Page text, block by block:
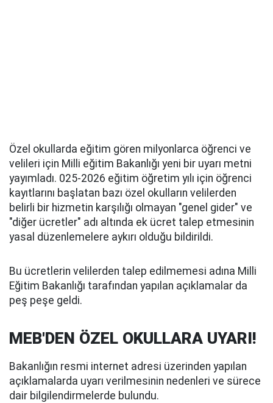
Özel okullarda eğitim gören milyonlarca öğrenci ve
velileri için Milli eğitim Bakanlığı yeni bir uyarı metni
yayımladı. 025-2026 eğitim öğretim yılı için öğrenci
kayıtlarını başlatan bazı özel okulların velilerden
belirli bir hizmetin karşılığı olmayan "genel gider" ve
"diğer ücretler" adı altında ek ücret talep etmesinin
yasal düzenlemelere aykırı olduğu bildirildi.
Bu ücretlerin velilerden talep edilmemesi adına Milli
Eğitim Bakanlığı tarafından yapılan açıklamalar da
peş peşe geldi.
MEB'DEN ÖZEL OKULLARA UYARI!
Bakanlığın resmi internet adresi üzerinden yapılan
açıklamalarda uyarı verilmesinin nedenleri ve sürece
dair bilgilendirmelerde bulundu.